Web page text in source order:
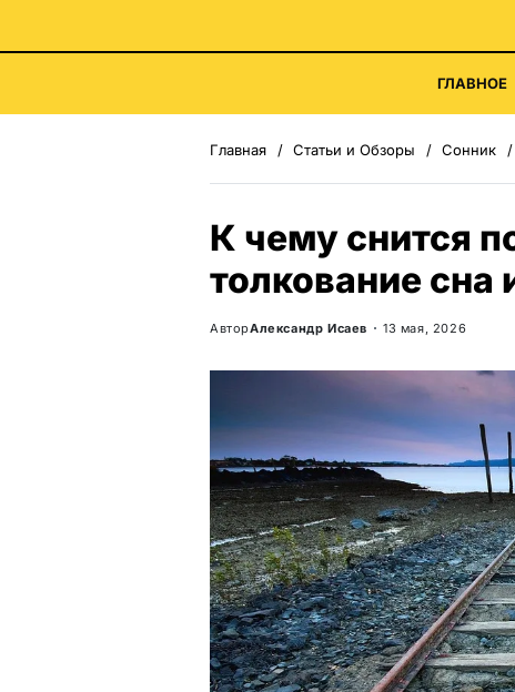
ГЛАВНОЕ
Главная Статьи и Обзоры Сонник
К чему снится
толкование сна
АвторАлександр Исаев 13 мая, 2026